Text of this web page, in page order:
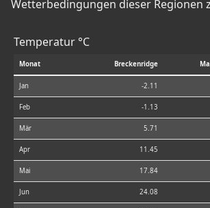
Wetterbedingungen dieser Regionen
Temperatur °C
Monat Breckenridge
Jan -2.11
Feb -1.13
Mär 5.71
Apr 11.45
Mai 17.84
Jun 24.08